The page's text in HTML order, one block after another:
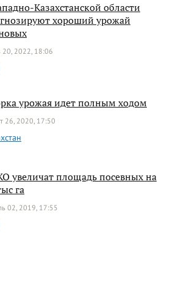
Казахстанской области
хороший урожай
20, 2022, 18:06
урожая идет полным ходом
26, 2020, 17:50
увеличат площадь посевных на
га
02, 2019, 17:55